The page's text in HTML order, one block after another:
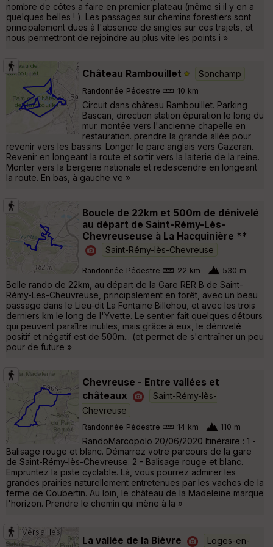
nombre de côtes a faire en premier plateau (même si il y en a
quelques belles ! ). Les passages sur chemins forestiers sont
principalement dues à l'absence de singles sur ces trajets, et
nous permettront de rejoindre au plus vite les points i »
Château Rambouillet Sonchamp
Randonnée Pédestre 10 km
Circuit dans château Rambouillet. Parking
Bascan, direction station épuration le long du
mur. montée vers l'ancienne chapelle en
restauration. prendre la grande allée pour
revenir vers les bassins. Longer le parc anglais vers Gazeran.
Revenir en longeant la route et sortir vers la laiterie de la reine.
Monter vers la bergerie nationale et redescendre en longeant
la route. En bas, à gauche ve »
Boucle de 22km et 500m de dénivelé
au départ de Saint-Rémy-Lès-
Chevreuseuse à La Hacquinière **
Saint-Rémy-lès-Chevreuse
Randonnée Pédestre 22 km 530 m
Belle rando de 22km, au départ de la Gare RER B de Saint-
Rémy-Les-Cheuvreuse, principalement en forêt, avec un beau
passage dans le Lieu-dit La Fontaine Billehou, et avec les trois
derniers km le long de l'Yvette. Le sentier fait quelques détours
qui peuvent paraître inutiles, mais grâce à eux, le dénivelé
positif et négatif est de 500m... (et permet de s'entraîner un peu
pour de future »
Chevreuse - Entre vallées et
châteaux
Saint-Rémy-lès-
Chevreuse
Randonnée Pédestre 14 km 110 m
RandoMarcopolo 20/06/2020 Itinéraire : 1 -
Balisage rouge et blanc. Démarrez votre parcours de la gare
de Saint-Rémy-lès-Chevreuse. 2 - Balisage rouge et blanc.
Empruntez la piste cyclable. Là, vous pourrez admirer les
grandes prairies naturellement entretenues par les vaches de la
ferme de Coubertin. Au loin, le château de la Madeleine marque
l'horizon. Prendre le chemin qui mène à la »
La vallée de la Bièvre
Loges-en-